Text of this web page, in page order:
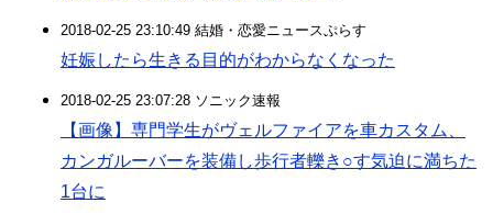
2018-02-25 23:10:49 結婚・恋愛ニュースぷらす
妊娠したら生きる目的がわからなくなった
2018-02-25 23:07:28 ソニック速報
【画像】専門学生がヴェルファイアを車カスタム、
カンガルーバーを装備し歩行者轢き○す気迫に満ちた
1台に